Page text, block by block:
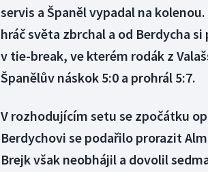
servis a Španěl vypadal na
hráč světa zbrchal a od Berdycha
v tie-break, ve kterém rodák z
Španělův náskok 5:0 a prohrál 5:7.
V rozhodujícím setu se zpočátku
Berdychovi se podařilo prorazit
Brejk však neobhájil a dovolil